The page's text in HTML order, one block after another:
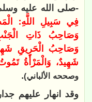
-صلى الله عليه
فِي سَبِيلِ اللَّهِ:
وَصَاحِبُ ذَاتِ
وَصَاحِبُ الْحَرِيقِ
شَهِيدٌ، وَالْمَرْأَةُ
وصححه الألباني).
وقد انهار عليهم